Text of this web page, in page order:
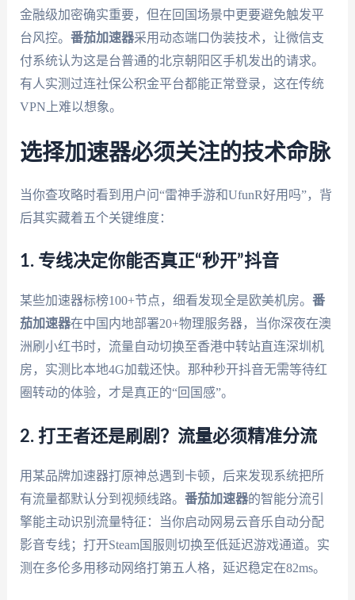
金融级加密确实重要，但在回国场景中更要避免触发平
台风控。 番茄加速器采用动态端口伪装技术，让微信支
付系统认为这是台普通的北京朝阳区手机发出的请求。
有人实测过连社保公积金平台都能正常登录，这在传统
VPN上难以想象。
选择加速器必须关注的技术命脉
当你查攻略时看到用户问“雷神手游和UfunR好用吗”，背
后其实藏着五个关键维度：
1. 专线决定你能否真正“秒开”抖音
某些加速器标榜100+节点，细看发现全是欧美机房。 番
茄加速器在中国内地部署20+物理服务器，当你深夜在澳
洲刷小红书时，流量自动切换至香港中转站直连深圳机
房，实测比本地4G加载还快。那种秒开抖音无需等待红
圈转动的体验，才是真正的“回国感”。
2. 打王者还是刷剧？流量必须精准分流
用某品牌加速器打原神总遇到卡顿，后来发现系统把所
有流量都默认分到视频线路。 番茄加速器的智能分流引
擎能主动识别流量特征：当你启动网易云音乐自动分配
影音专线；打开Steam国服则切换至低延迟游戏通道。实
测在多伦多用移动网络打第五人格，延迟稳定在82ms。